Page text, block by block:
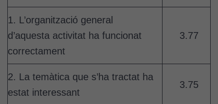
1. L’organització general
d’aquesta activitat ha funcionat
correctament
3.77
2. La temàtica que s’ha tractat ha
estat interessant
3.75